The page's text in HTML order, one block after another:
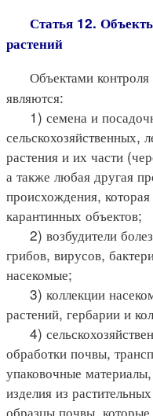
Статья 12.
растений
Объектами контроля
являются:
1) семена и
сельскохозяйственных,
растения и их части
а также любая другая
происхождения,
карантинных объектов;
2) возбудители
грибов, вирусов,
насекомые;
3) коллекции
растений, гербарии и
4)
обработки почвы,
упаковочные
изделия из
образцы почвы,